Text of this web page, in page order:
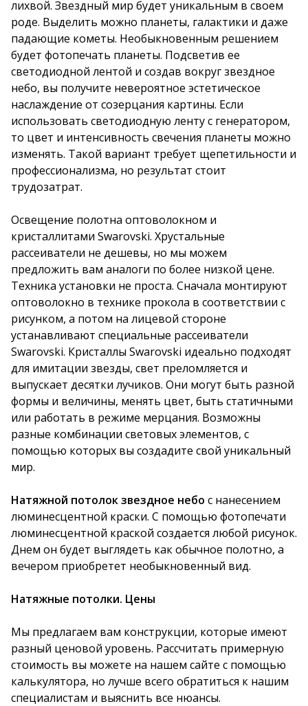
лихвой. Звездный мир будет уникальным в своем
роде. Выделить можно планеты, галактики и даже
падающие кометы. Необыкновенным решением
будет фотопечать планеты. Подсветив ее
светодиодной лентой и создав вокруг звездное
небо, вы получите невероятное эстетическое
наслаждение от созерцания картины. Если
использовать светодиодную ленту с генератором,
то цвет и интенсивность свечения планеты можно
изменять. Такой вариант требует щепетильности и
профессионализма, но результат стоит
трудозатрат.
Освещение полотна оптоволокном и
кристаллитами Swarovski. Хрустальные
рассеиватели не дешевы, но мы можем
предложить вам аналоги по более низкой цене.
Техника установки не проста. Сначала монтируют
оптоволокно в технике прокола в соответствии с
рисунком, а потом на лицевой стороне
устанавливают специальные рассеиватели
Swarovski. Кристаллы Swarovski идеально подходят
для имитации звезды, свет преломляется и
выпускает десятки лучиков. Они могут быть разной
формы и величины, менять цвет, быть статичными
или работать в режиме мерцания. Возможны
разные комбинации световых элементов, с
помощью которых вы создадите свой уникальный
мир.
Натяжной потолок звездное небо с нанесением
люминесцентной краски. С помощью фотопечати
люминесцентной краской создается любой рисунок.
Днем он будет выглядеть как обычное полотно, а
вечером приобретет необыкновенный вид.
Натяжные потолки. Цены
Мы предлагаем вам конструкции, которые имеют
разный ценовой уровень. Рассчитать примерную
стоимость вы можете на нашем сайте с помощью
калькулятора, но лучше всего обратиться к нашим
специалистам и выяснить все нюансы.